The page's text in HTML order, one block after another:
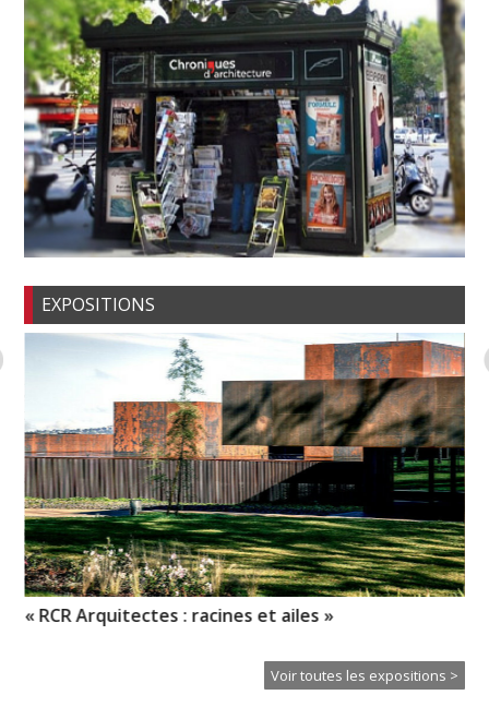
EXPOSITIONS
« RCR Arquitectes : racines et ailes »
Voir toutes les expositions >